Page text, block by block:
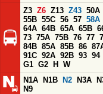
Z3 Z6 Z13 Z43 50A
55B 55C 56 57 58A
64A 64B 65A 65B
73 75A 75B 76 77
84B 85A 85B 86
91C 92A 92B 93 94
G1 G2 H
W
N1A
N1B N2 N3A
N9